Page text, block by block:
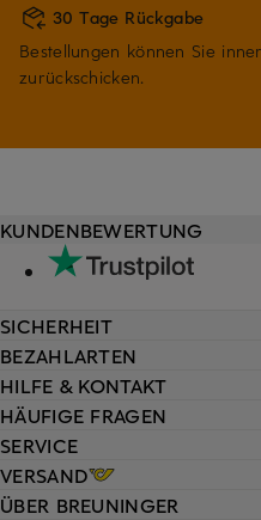
30 Tage Rückgabe
Bestellungen können Sie
zurückschicken.
HILFE & KONTAKT
HÄUFIGE FRAGEN
SERVICE
VERSAND
KUNDENBEWERTUNG
SICHERHEIT
BEZAHLARTEN
ÜBER BREUNINGER